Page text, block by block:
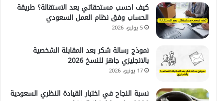
كيف احسب مستحقاتي بعد الاستقالة؟ طريقة
الحساب وفق نظام العمل السعودي
5 يوليو، 2026
نموذج رسالة شكر بعد المقابلة الشخصية
بالانجليزي جاهز للنسخ 2026
17 يونيو، 2026
نسبة النجاح في اختبار القيادة النظري السعودية